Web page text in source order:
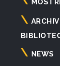
NEWS